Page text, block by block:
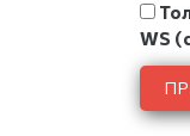
WS